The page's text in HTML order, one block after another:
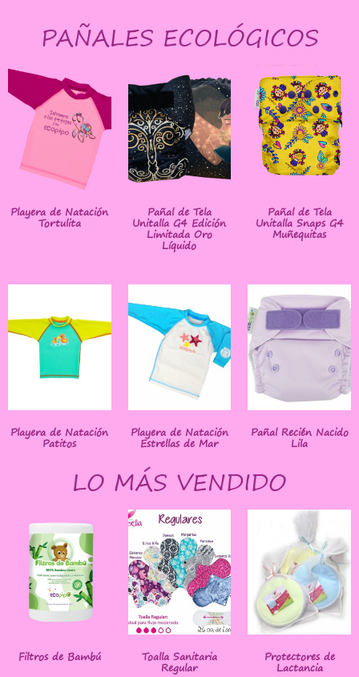
PAÑALES ECOLÓGICOS
Playera de Natación
Tortulita
Pañal de Tela
Unitalla G4 Edición
Limitada Oro
Líquido
Pañal de Tela
Unitalla Snaps G4
Muñequitas
Playera de Natación
Patitos
Playera de Natación
Estrellas de Mar
Pañal Recién Nacido
Lila
LO MÁS VENDIDO
Filtros de Bambú Toalla Sanitaria
Regular
Protectores de
Lactancia